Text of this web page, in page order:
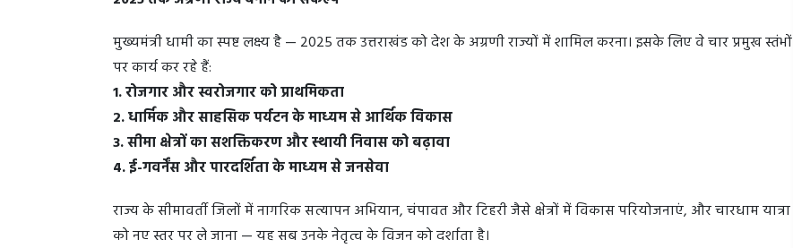
मुख्यमंत्री धामी का स्पष्ट लक्ष्य है — 2025 तक उत्तराखंड को देश के अग्रणी राज्यों में शामिल करना। इसके लिए वे चार प्रमुख स्तंभों
पर कार्य कर रहे हैं:
1. रोजगार और स्वरोजगार को प्राथमिकता
2. धार्मिक और साहसिक पर्यटन के माध्यम से आर्थिक विकास
3. सीमा क्षेत्रों का सशक्तिकरण और स्थायी निवास को बढ़ावा
4. ई-गवर्नेंस और पारदर्शिता के माध्यम से जनसेवा
राज्य के सीमावर्ती जिलों में नागरिक सत्यापन अभियान, चंपावत और टिहरी जैसे क्षेत्रों में विकास परियोजनाएं, और चारधाम यात्रा
को नए स्तर पर ले जाना — यह सब उनके नेतृत्व के विजन को दर्शाता है।